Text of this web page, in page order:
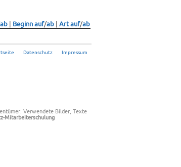
ab | Beginn auf/ab | Art auf/ab
Datenschutz Impressum
Verwendete Bilder, Texte
Mitarbeiterschulung